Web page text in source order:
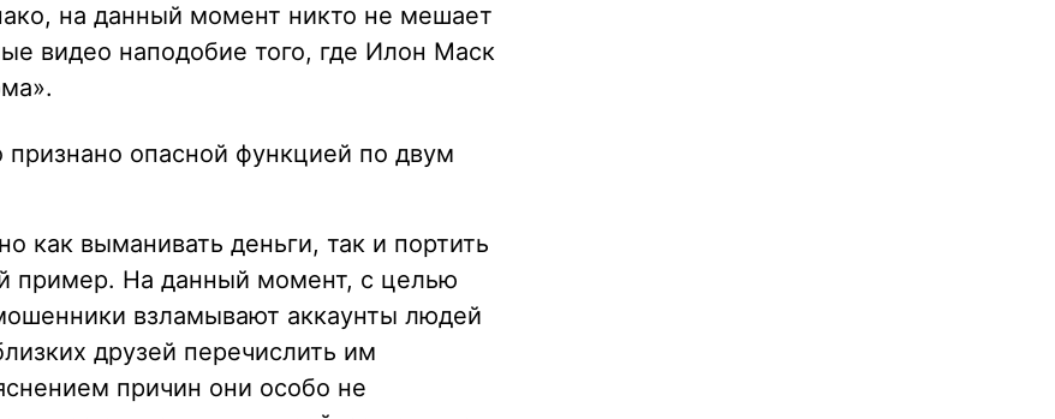
на данный момент никто не мешает
видео наподобие того, где Илон Маск
опасной функцией по двум
выманивать деньги, так и портить
пример. На данный момент, с целью
взламывают аккаунты людей
друзей перечислить им
причин они особо не